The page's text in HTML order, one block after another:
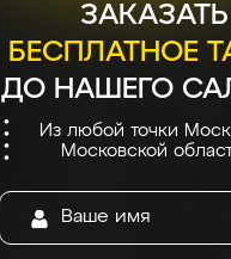
ЗАКАЗАТЬ
БЕСПЛАТНОЕ
ДО НАШЕГО
Из любой точки
Московской